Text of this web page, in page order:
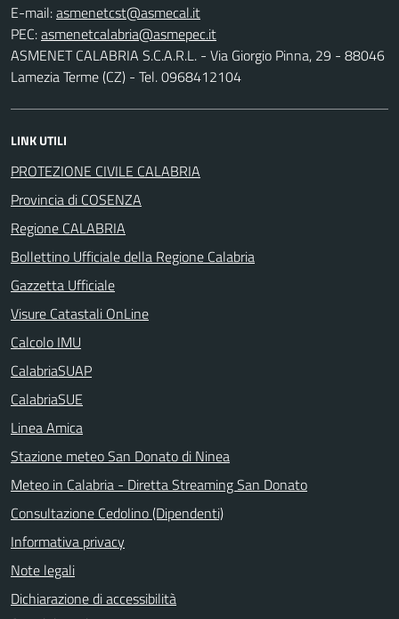
E-mail:
PEC:
ASMENET CALABRIA S.C.A.R.L. - Via Giorgio Pinna, 29 - 88046
Lamezia Terme (CZ) - Tel. 0968412104
LINK UTILI
PROTEZIONE CIVILE CALABRIA
Provincia di COSENZA
Regione CALABRIA
Bollettino Ufficiale della Regione Calabria
Gazzetta Ufficiale
Visure Catastali OnLine
Calcolo IMU
CalabriaSUAP
CalabriaSUE
Linea Amica
Stazione meteo San Donato di Ninea
Meteo in Calabria - Diretta Streaming San Donato
Consultazione Cedolino (Dipendenti)
Informativa privacy
Note legali
Dichiarazione di accessibilità